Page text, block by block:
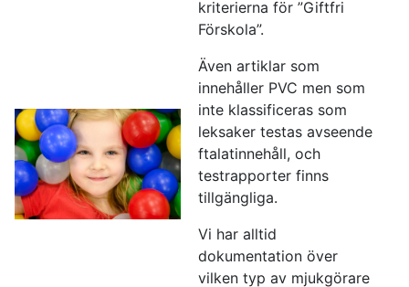
kriterierna för ”Giftfri
Förskola”.
Även artiklar som
innehåller PVC men som
inte klassificeras som
leksaker testas avseende
ftalatinnehåll, och
testrapporter finns
tillgängliga.
Vi har alltid
dokumentation över
vilken typ av mjukgörare